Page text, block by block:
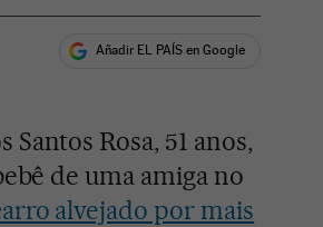
Añadir EL PAÍS en Google
Rosa, 51 anos,
de uma amiga no
alvejado por mais